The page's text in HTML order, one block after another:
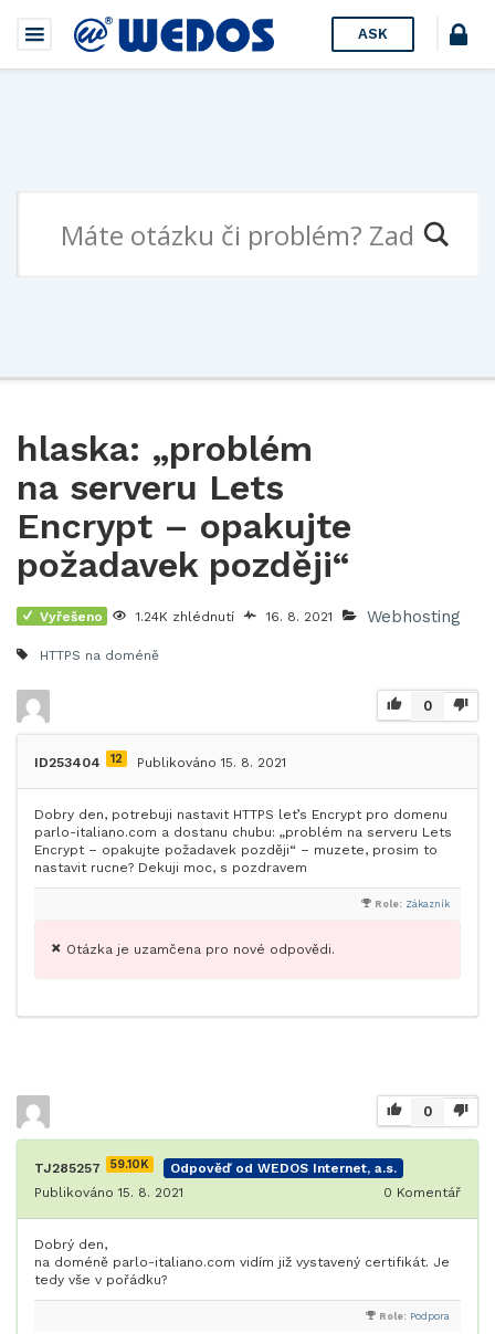
ASK
hlaska: „problém
na serveru Lets
Encrypt – opakujte
požadavek později“
Vyřešeno 1.24K zhlédnutí 16. 8. 2021 Webhosting
HTTPS na doméně
0
ID253404 12 Publikováno 15. 8. 2021
Dobry den, potrebuji nastavit HTTPS let’s Encrypt pro domenu
parlo-italiano.com a dostanu chubu: „problém na serveru Lets
Encrypt – opakujte požadavek později“ – muzete, prosim to
nastavit rucne? Dekuji moc, s pozdravem
Role: Zákazník
Otázka je uzamčena pro nové odpovědi.
0
TJ285257 59.10K
Odpověď od WEDOS Internet, a.s.
Publikováno 15. 8. 2021
0 Komentář
Dobrý den,
na doméně parlo-italiano.com vidím již vystavený certifikát. Je
tedy vše v pořádku?
Role: Podpora